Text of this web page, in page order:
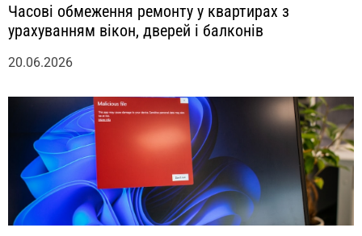
Часові обмеження ремонту у квартирах з
урахуванням вікон, дверей і балконів
20.06.2026